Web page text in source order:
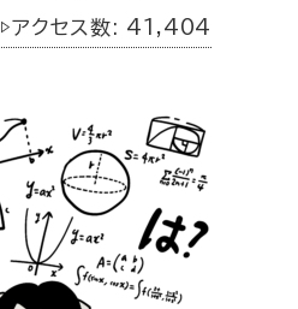
▷アクセス数: 41,404